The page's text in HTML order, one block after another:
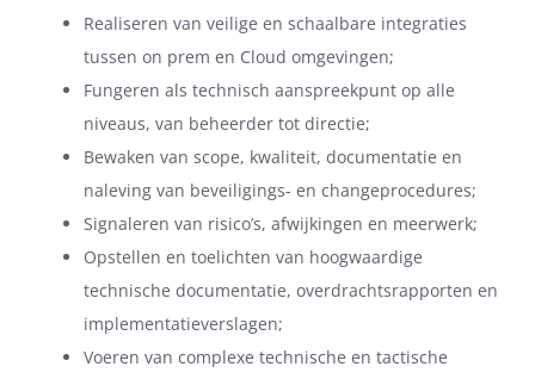
Realiseren van veilige en schaalbare integraties
tussen on prem en Cloud omgevingen;
Fungeren als technisch aanspreekpunt op alle
niveaus, van beheerder tot directie;
Bewaken van scope, kwaliteit, documentatie en
naleving van beveiligings- en changeprocedures;
Signaleren van risico’s, afwijkingen en meerwerk;
Opstellen en toelichten van hoogwaardige
technische documentatie, overdrachtsrapporten en
implementatieverslagen;
Voeren van complexe technische en tactische